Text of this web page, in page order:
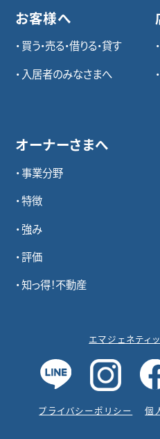
お客様へ
買う・売る・借りる・貸す
入居者のみなさまへ
オーナーさまへ
事業分野
特徴
強み
評価
知っ得！不動産
エマジェネティ
プライバシーポリシー 個